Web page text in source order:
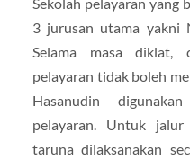
Sekolah pelayaran yang
3 jurusan utama yakni
Selama masa diklat,
pelayaran tidak boleh
Hasanudin
pelayaran. Untuk
taruna dilaksanakan